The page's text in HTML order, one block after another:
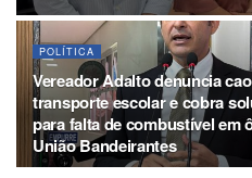
POLÍTICA
Vereador Adalto denuncia
transporte escolar e cobra
para falta de combustível em
União Bandeirantes